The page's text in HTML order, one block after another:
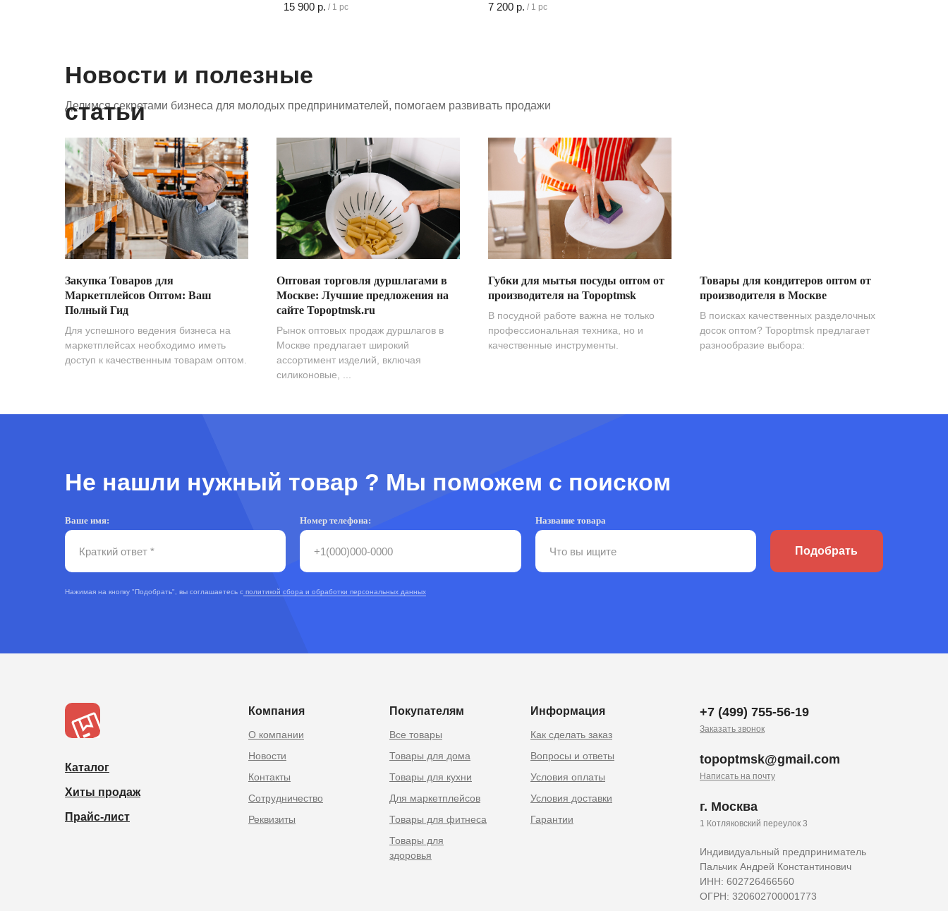
15 900 р. / 1 pc 7 200 р. / 1 pc
Новости и полезные
статьи
Делимся секретами бизнеса для молодых предпринимателей, помогаем развивать продажи
Закупка Товаров для
Маркетплейсов Оптом: Ваш
Полный Гид
Для успешного ведения бизнеса на
маркетплейсах необходимо иметь
доступ к качественным товарам оптом.
Оптовая торговля дуршлагами в
Москве: Лучшие предложения на
сайте Topoptmsk.ru
Рынок оптовых продаж дуршлагов в
Москве предлагает широкий
ассортимент изделий, включая
силиконовые, ...
Губки для мытья посуды оптом от
производителя на Topoptmsk
В посудной работе важна не только
профессиональная техника, но и
качественные инструменты.
Товары для кондитеров оптом от
производителя в Москве
В поисках качественных разделочных
досок оптом? Topoptmsk предлагает
разнообразие выбора:
Не нашли нужный товар ? Мы поможем с поиском
Ваше имя: Номер телефона: Название товара
Подобрать
Нажимая на кнопку "Подобрать", вы соглашаетесь с политикой сбора и обработки персональных данных
Компания Покупателям Информация
Как сделать заказ
Вопросы и ответы
Условия оплаты
Индивидуальный предприниматель
Пальчик Андрей Константинович
ИНН: 602726466560
ОГРН: 320602700001773
Гарантии
Все товары
Товары для дома
Товары для кухни
О компании
Новости
Контакты
Сотрудничество
Для маркетплейсов
Товары для фитнеса
Товары для
здоровья
Реквизиты
+7 (499) 755-56-19
Заказать звонок
topoptmsk@gmail.com
Написать на почту
г. Москва
1 Котляковский переулок 3
Каталог
Хиты продаж
Прайс-лист
Условия доставки